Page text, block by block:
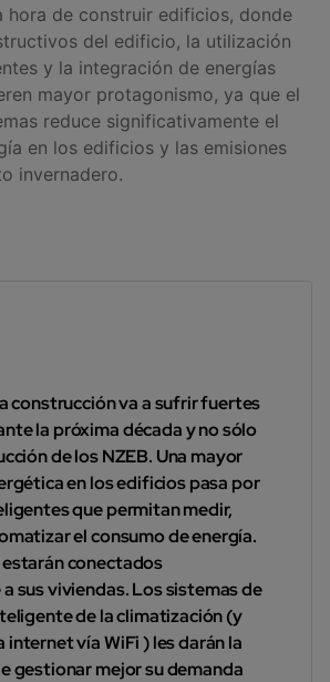
hora de construir edificios, donde
del edificio, la utilización
y la integración de energías
mayor protagonismo, ya que el
reduce significativamente el
en los edificios y las emisiones
invernadero.
construcción va a sufrir fuertes
la próxima década y no sólo
de los NZEB. Una mayor
en los edificios pasa por
que permitan medir,
el consumo de energía.
conectados
sus viviendas. Los sistemas de
de la climatización (y
internet vía WiFi ) les darán la
gestionar mejor su demanda